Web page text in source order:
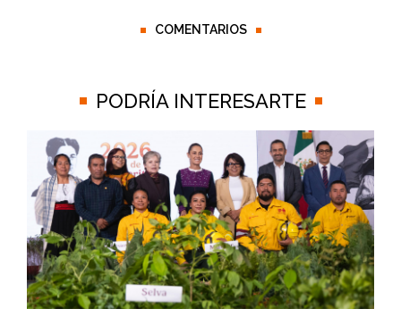
COMENTARIOS
PODRÍA INTERESARTE